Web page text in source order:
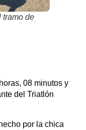
tramo de
08 minutos y
del Triatlón
por la chica